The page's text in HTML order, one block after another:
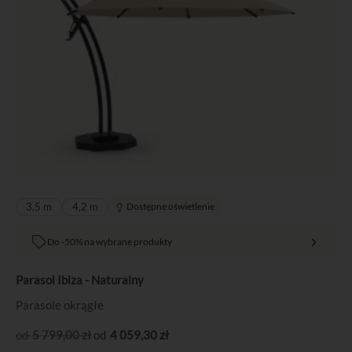
3,5 m 4,2 m Dostępne oświetlenie
Do -50% na wybrane produkty
Parasol Ibiza - Naturalny
Parasole okrągłe
5 799,00zł 4 059,30 zł